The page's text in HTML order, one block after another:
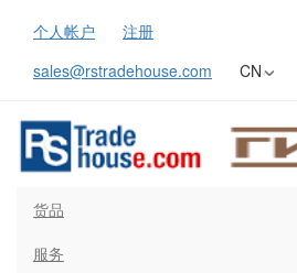
个人帐户
注册
sales@rstradehouse.com
CN
货品
服务